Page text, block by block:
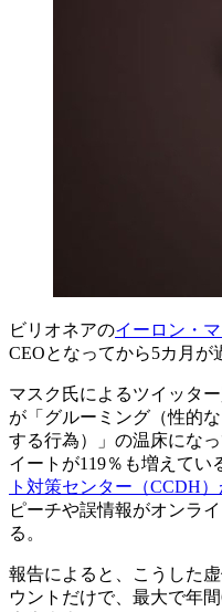
ビリオネアのイーロン・
CEOとなってから5カ月が
マスク氏によるツイッタ
が「グルーミング（性的
する行為）」の温床にな
イートが119％も増えてい
ト対策センター（CCDH
ピーチや誤情報がオンラ
る。
報告によると、こうした
ウントだけで、最大で年